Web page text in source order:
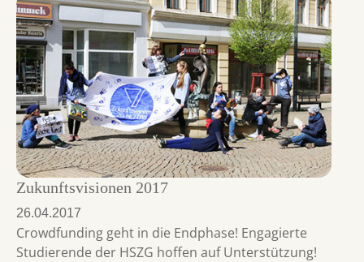
Zukunftsvisionen 2017
26.04.2017
Crowdfunding geht in die Endphase! Engagierte
Studierende der HSZG hoffen auf Unterstützung!